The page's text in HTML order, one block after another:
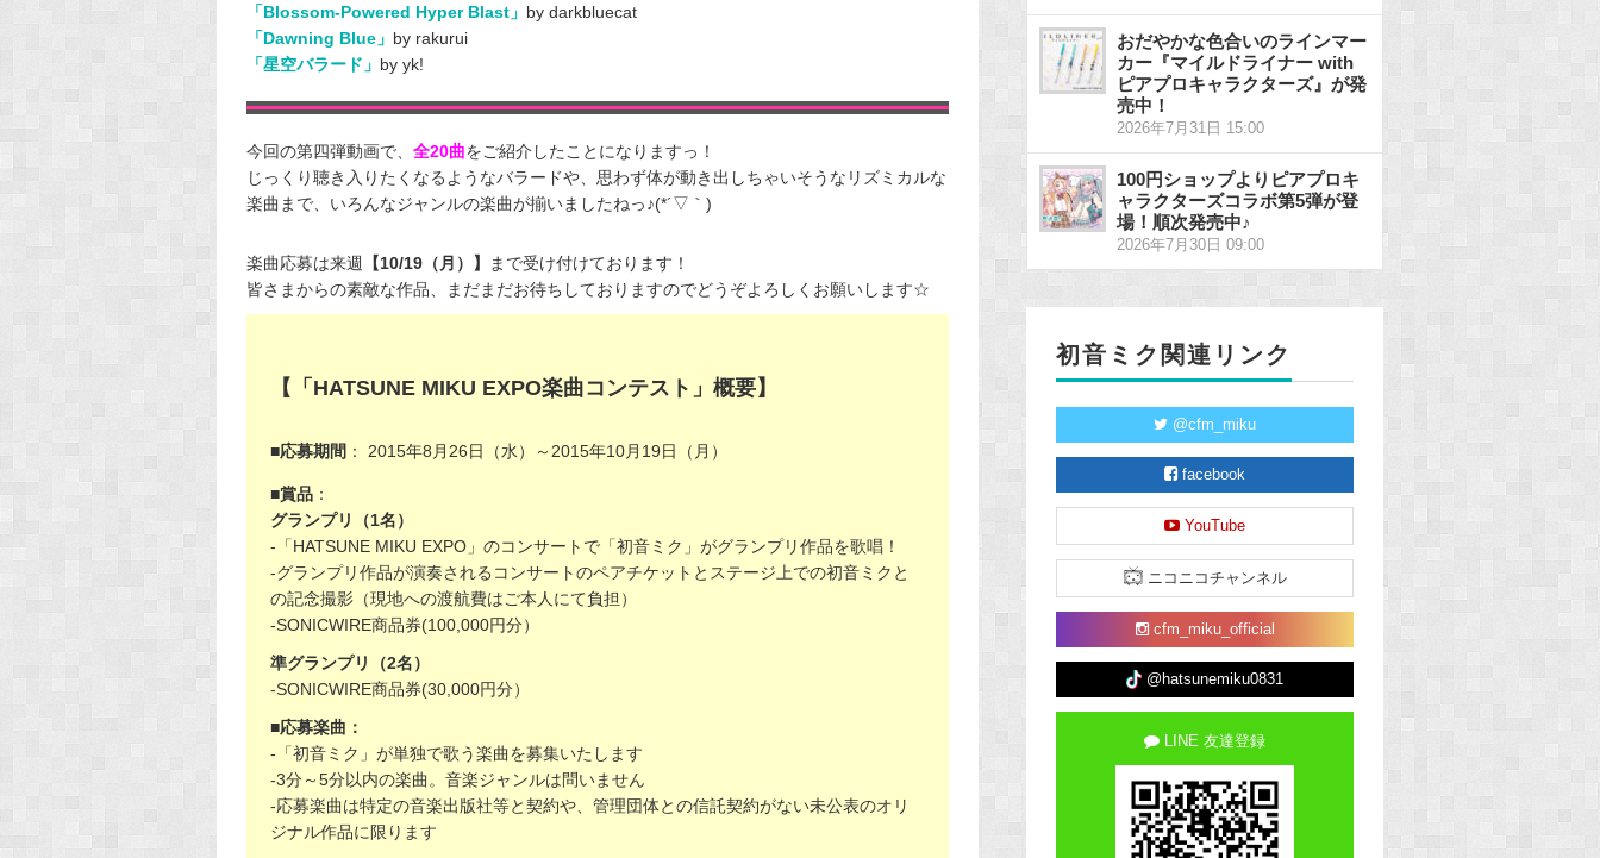
「Blossom-Powered Hyper Blast」 by darkbluecat
「Dawning Blue」 by rakurui
「星空バラード」 by yk!
今回の第四弾動画で、 全20曲をご紹介したことになりますっ！
じっくり聴き入りたくなるようなバラードや、思わず体が動き出しちゃいそうなリズミカルな
楽曲まで、いろんなジャンルの楽曲が揃いましたねっ♪(*´▽｀)
楽曲応募は来週 【10/19（月）】
まで受け付けております！
皆さまからの素敵な作品、まだまだお待ちしておりますのでどうぞよろしくお願いします☆
【「HATSUNE MIKU EXPO楽曲コンテスト」概要】
■応募期間 ： 2015年8月26日（水）～2015年10月19日（月）
■賞品 ：
グランプリ（1名）
-「HATSUNE MIKU EXPO」のコンサートで「初音ミク」がグランプリ作品を歌唱！
-グランプリ作品が演奏されるコンサートのペアチケットとステージ 上での初音ミクと
の記念撮影（現地への渡航費はご本人にて負担）
-SONICWIRE商品券(100,000円分）
準グランプリ（2名）
-SONICWIRE商品券(30,000円分）
■応募楽曲：
-「初音ミク」が単独で歌う楽曲を募集いたします
-3分～5分以内の楽曲。音楽ジャンルは問いません
-応募楽曲は特定の音楽出版社等と契約や、管理団体との信託契約がない未公表のオリ
ジナル作品に限ります
おだやかな色合いのラインマー
カー『マイルドライナー with
ピアプロキャラクターズ』が発
売中！
2026年7月31日 15:00
100円ショップよりピアプロキ
ャラクターズコラボ第5弾が登
場！順次発売中♪
2026年7月30日 09:00
初音ミク関連リンク
@cfm_miku
facebook
YouTube
ニコニコチャンネル
cfm_miku_official
@hatsunemiku0831
LINE 友達登録